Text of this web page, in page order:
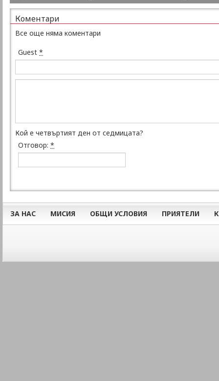
Коментари
Все още няма коментари
Guest *
Кой е четвъртият ден от седмицата?
Отговор: *
ЗА НАС МИСИЯ ОБЩИ УСЛОВИЯ ПРИЯТЕЛИ